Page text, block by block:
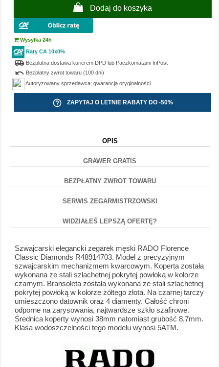
Dodaj do koszyka
Wysyłka 24h
Raty CA 10x0%
airport_shuttleBezpłatna dostawa kurierem DPD lub Paczkomatami InPost
undo Bezpłatny zwrot towaru (100 dni)
Autoryzowany sprzedawca: gwarancja oryginalności
help_outline ZAPYTAJ O LETNIE RABATY DO -50%
OPIS
GRAWER GRATIS
BEZPŁATNY ZWROT TOWARU
SERWIS ZEGARMISTRZOWSKI
WIDZIAŁEŚ LEPSZĄ OFERTĘ?
Szwajcarski elegancki zegarek męski RADO Florence
Classic Diamonds R48914703. Model z precyzyjnym
szwajcarskim mechanizmem kwarcowym. Koperta została
wykonana ze stali szlachetnej pokrytej powłoką w kolorze
czarnym. Bransoleta została wykonana ze stali szlachetnej
pokrytej powłoką w kolorze żółtego złota. Na czarnej tarczy
umieszczono datownik oraz 4 diamenty. Całość chroni
odporne na zarysowania, najtwardsze szkło szafirowe.
Średnica koperty wynosi 38mm natomiast grubość 8,7mm.
Klasa wodoszczelności tego modelu wynosi 5ATM.